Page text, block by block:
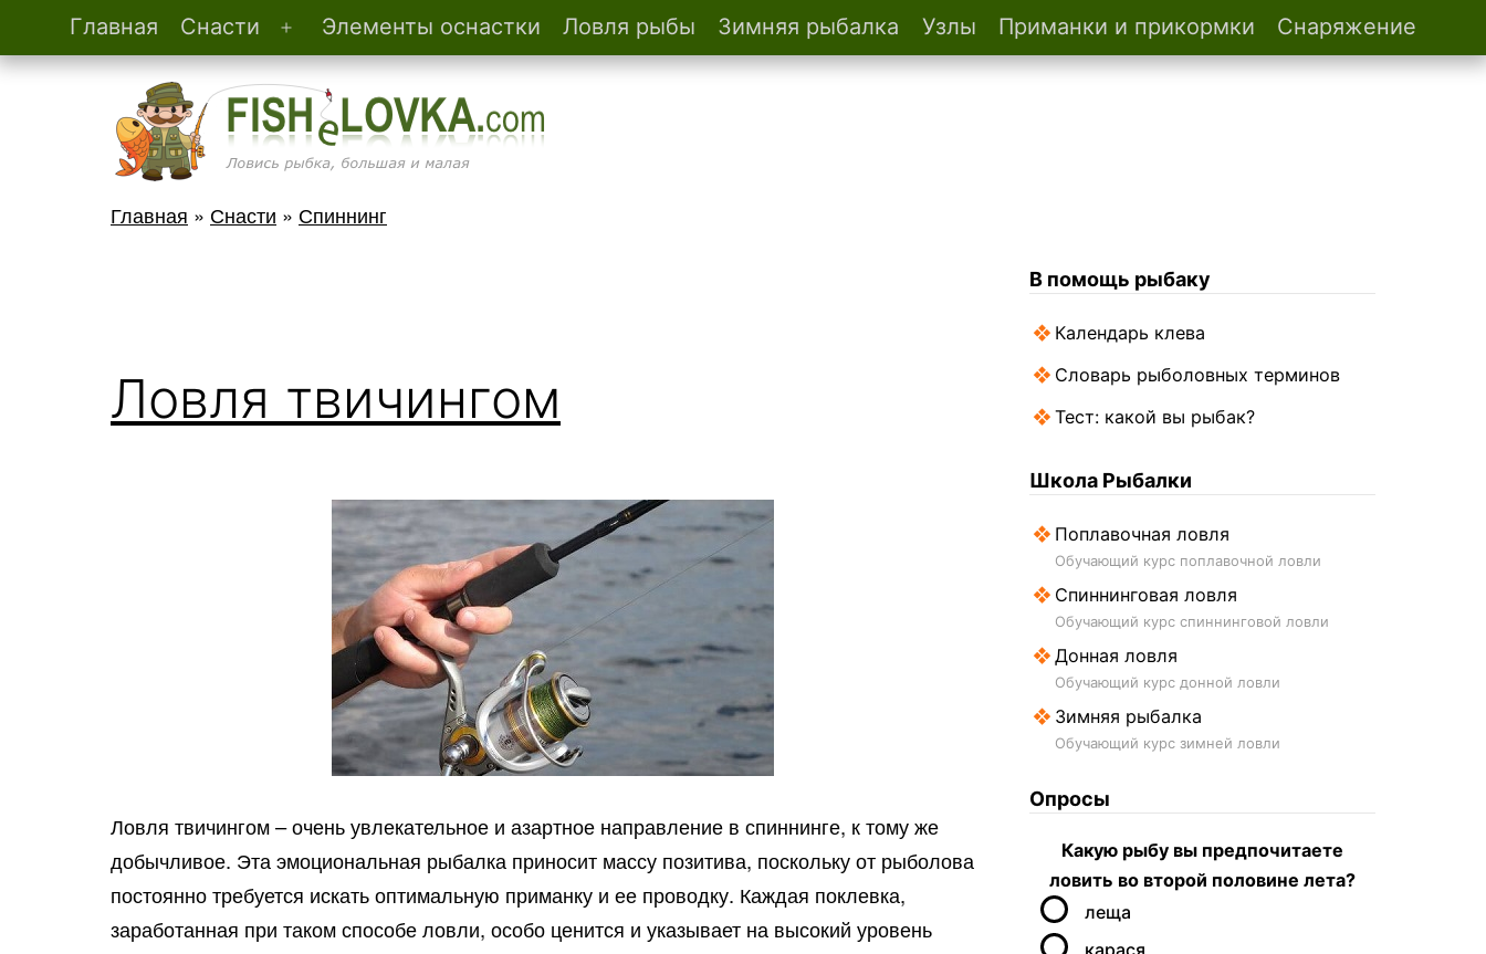
Перейти
содержимому
FisheLovka.com
Главная Снасти
Открыть
меню
Элементы оснастки Ловля рыбы Зимняя рыбалка Узлы Приманки и прикормки Снаряжение
Главная » Снасти » Спиннинг
Ловля твичингом
Ловля твичингом – очень увлекательное и азартное направление в спиннинге, к тому же
добычливое. Эта эмоциональная рыбалка приносит массу позитива, поскольку от рыболова
постоянно требуется искать оптимальную приманку и ее проводку. Каждая поклевка,
заработанная при таком способе ловли, особо ценится и указывает на высокий уровень
В помощь рыбаку
Календарь клева
Словарь рыболовных терминов
Тест: какой вы рыбак?
Школа Рыбалки
Поплавочная ловля
Обучающий курс поплавочной ловли
Спиннинговая ловля
Обучающий курс спиннинговой ловли
Донная ловля
Обучающий курс донной ловли
Зимняя рыбалка
Обучающий курс зимней ловли
Опросы
Какую рыбу вы предпочитаете
ловить во второй половине лета?
леща
карася